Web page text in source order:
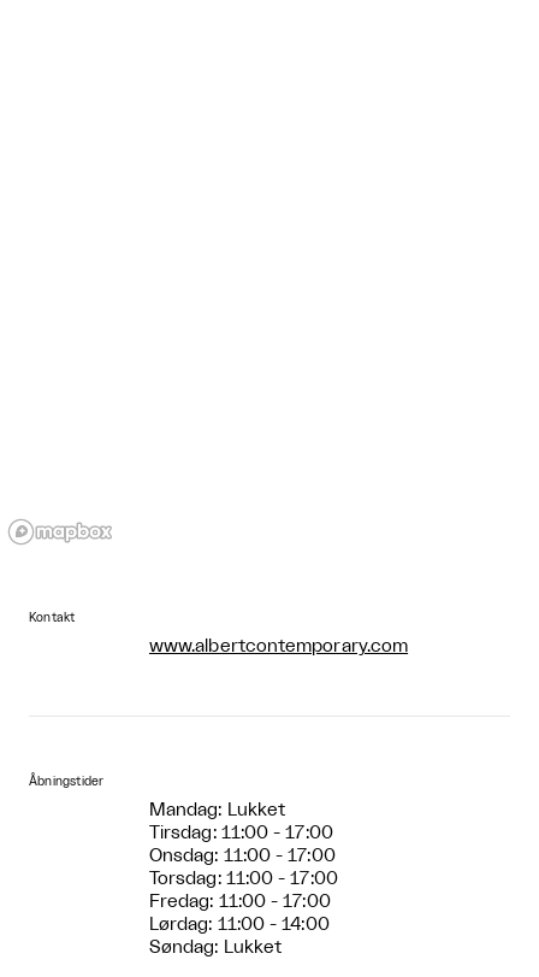
Kontakt
www.albertcontemporary.com
Åbningstider
Mandag: Lukket
Tirsdag: 11:00 - 17:00
Onsdag: 11:00 - 17:00
Torsdag: 11:00 - 17:00
Fredag: 11:00 - 17:00
Lørdag: 11:00 - 14:00
Søndag: Lukket